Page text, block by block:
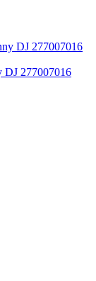
277007016